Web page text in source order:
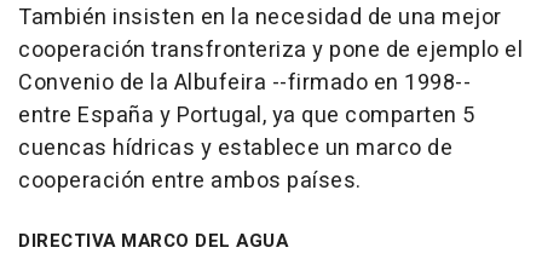
También insisten en la necesidad de una mejor
cooperación transfronteriza y pone de ejemplo el
Convenio de la Albufeira --firmado en 1998--
entre España y Portugal, ya que comparten 5
cuencas hídricas y establece un marco de
cooperación entre ambos países.
DIRECTIVA MARCO DEL AGUA